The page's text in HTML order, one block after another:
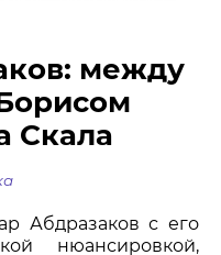
Школьная, 27 стр. 1
между
Скала
Абдразаков с его
нюансировкой,